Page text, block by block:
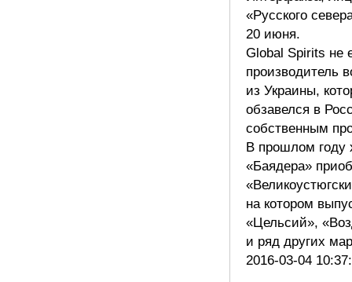
«Русского
20 июня.
Global Spirits не
производитель
из Украины,
обзавелся в
собственным
В прошлом году
«Баядера»
на котором
«Цельсий»,
и ряд других
2016-03-04